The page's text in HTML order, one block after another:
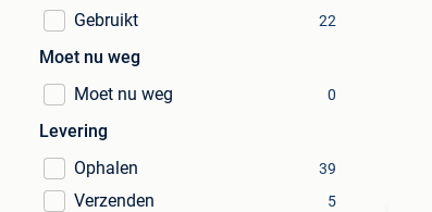
Gebruikt 22
Moet nu weg
Moet nu weg
0
Levering
Ophalen
39
Verzenden 5